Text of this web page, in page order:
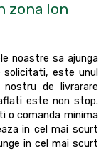
zona Ion
noastre sa ajunga
solicitati, este unul
nostru de livrarare
este non stop.
o comanda minima
in cel mai scurt
in cel mai scurt